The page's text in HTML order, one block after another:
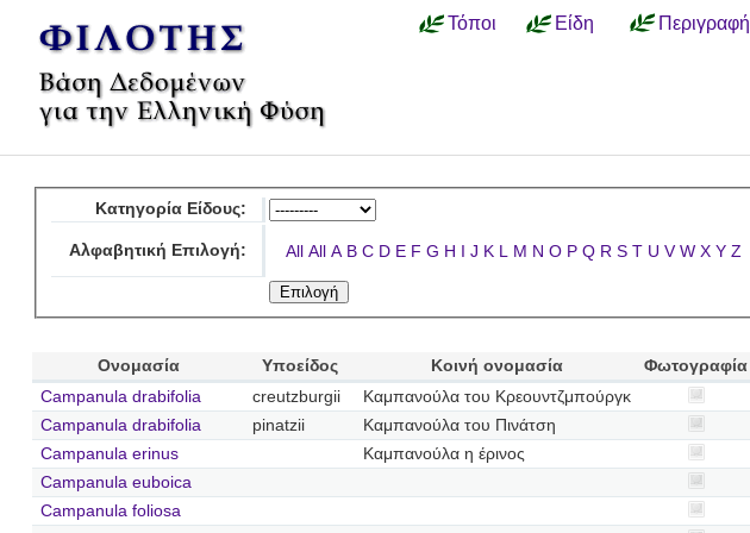
Τόποι Είδη Περιγραφή
Κατηγορία Είδους:
Αλφαβητική Επιλογή: All All A B C D E F G H I J K L M N O P Q R S T U V W X Y Z
Ονομασία Υποείδος Κοινή ονομασία
Φωτογραφία
Campanula drabifolia
creutzburgii
Καμπανούλα του Κρεουντζμπούργκ
Campanula drabifolia
pinatzii
Καμπανούλα του Πινάτση
Campanula erinus
Καμπανούλα η έρινος
Campanula euboica
Campanula foliosa